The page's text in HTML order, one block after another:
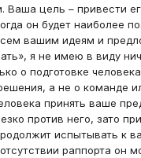
Ваша цель – привести
он будет наиболее
вашим идеям и
я не имею в виду
о подготовке
а не о команде
принять ваше
против него, зато
испытывать к
раппорта он